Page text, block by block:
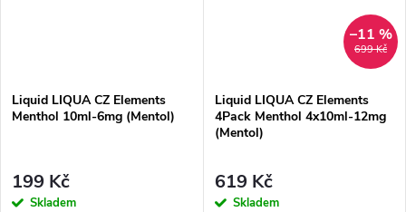
Liquid LIQUA CZ Elements
Menthol 10ml-6mg (Mentol)
199 Kč
Skladem
699 Kč
–11 %
Liquid LIQUA CZ Elements
4Pack Menthol 4x10ml-12mg
(Mentol)
619 Kč
Skladem